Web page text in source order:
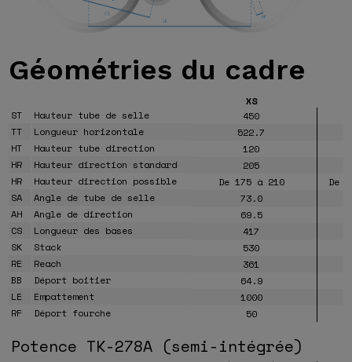
Géométries du cadre
XS
ST
Hauteur tube de selle
450
TT
Longueur horizontale 522.7
HT
Hauteur tube direction
120
HR
Hauteur direction standard
205
HR
Hauteur direction possible De 175 à 210
De
SA
Angle de tube de selle 73.0
AH
Angle de direction 69.5
CS
Longueur des bases
417
SK
Stack
530
RE
Reach
361
BB
Déport boitier 64.9
LE
Empattement 1000
RF
Déport fourche 50
Potence TK-278A (semi-intégrée)